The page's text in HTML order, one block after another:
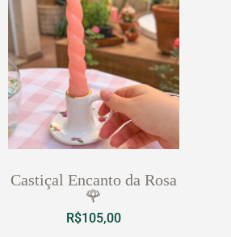
Castiçal Encanto da Rosa
🌹
R$105,00